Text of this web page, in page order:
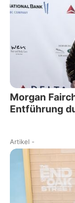
Morgan
Entführung
Artikel -